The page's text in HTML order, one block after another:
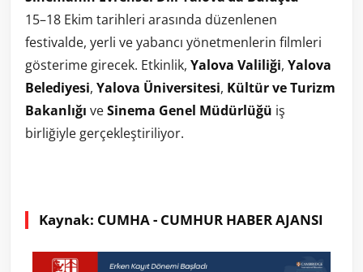
15–18 Ekim tarihleri arasında düzenlenen
festivalde, yerli ve yabancı yönetmenlerin filmleri
gösterime girecek. Etkinlik, Yalova Valiliği, Yalova
Belediyesi, Yalova Üniversitesi, Kültür ve Turizm
Bakanlığı veSinema Genel Müdürlüğü iş
birliğiyle gerçekleştiriliyor.
Kaynak: CUMHA - CUMHUR HABER AJANSI